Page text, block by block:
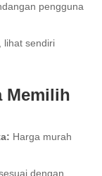
pengguna
lihat sendiri
Memilih
Harga murah
dengan